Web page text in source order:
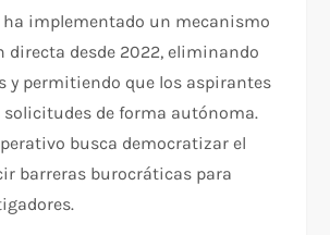
implementado un mecanismo
directa desde 2022, eliminando
y permitiendo que los aspirantes
de forma autónoma.
busca democratizar el
barreras burocráticas para